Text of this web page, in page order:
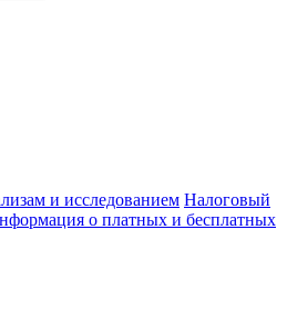
и исследованием Налоговый
о платных и бесплатных